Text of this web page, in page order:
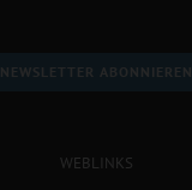
NEWSLETTER ABONNIEREN
WEBLINKS